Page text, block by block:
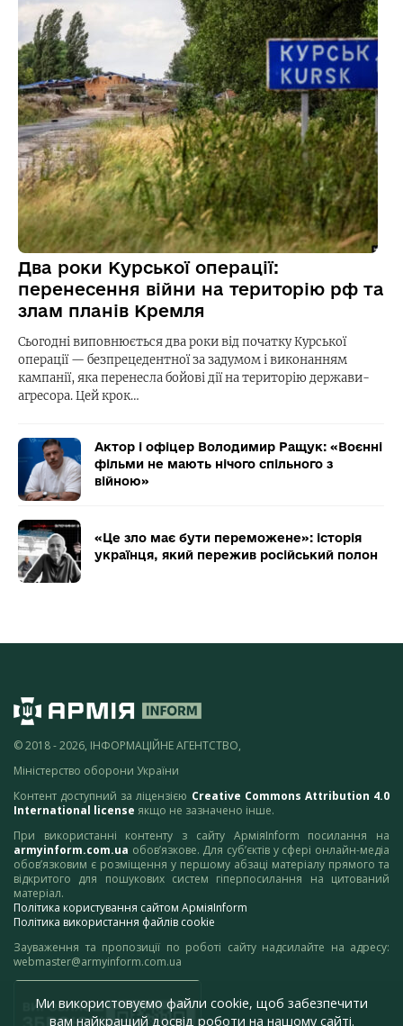
Два роки Курської операції:
перенесення війни на територію рф та
злам планів Кремля
Сьогодні виповнюється два роки від початку Курської
операції — безпрецедентної за задумом і виконанням
кампанії, яка перенесла бойові дії на територію держави-
агресора. Цей крок…
Актор і офіцер Володимир Ращук: «Воєнні
фільми не мають нічого спільного з
війною»
«Це зло має бути переможене»: історія
українця, який пережив російський полон
© 2018 - 2026, ІНФОРМАЦІЙНЕ АГЕНТСТВО,
Міністерство оборони України
Контент доступний за ліцензією Creative Commons Attribution 4.0
International license якщо не зазначено інше.
При використанні контенту з сайту АрміяInform посилання на
armyinform.com.ua обов’язкове. Для суб’єктів у сфері онлайн-медіа
обов’язковим є розміщення у першому абзаці матеріалу прямого та
відкритого для пошукових систем гіперпосилання на цитований
матеріал.
Політика користування сайтом АрміяInform
Політика використання файлів cookie
Зауваження та пропозиції по роботі сайту надсилайте на адресу:
webmaster@armyinform.com.ua
Ми використовуємо файли cookie, щоб забезпечити
вам найкращий досвід роботи на нашому сайті.